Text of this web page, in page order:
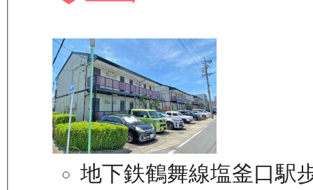
地下鉄鶴舞線塩釜口駅